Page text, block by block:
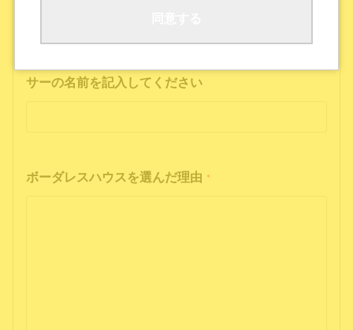
サーの名前を記入してください
ボーダレスハウスを選んだ理由 *